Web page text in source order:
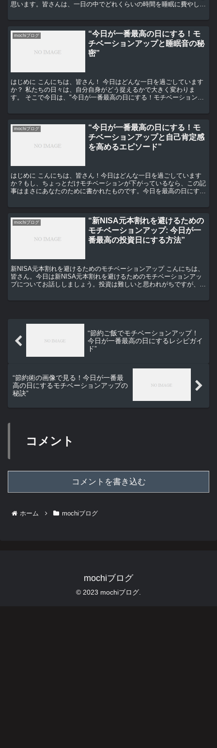
思います。皆さんは、一日の中でどれくらいの時間を睡眠に費やして
mochiブログ
“今日が一番最高の日にする！モ
チベーションアップと睡眠音の秘
密”
はじめに こんにちは、皆さん！ 今日はどんな一日を過ごしています
か？ 私たちの日々は、自分自身がどう捉えるかで大きく変わりま
す。 そこで今日は、"今日が一番最高の日にする！モチベーションア
mochiブログ
“今日が一番最高の日にする！モ
チベーションアップと自己肯定感
を高めるエピソード”
はじめに こんにちは、皆さん！今日はどんな一日を過ごしています
か？もし、ちょっとだけモチベーションが下がっているなら、この記
事はまさにあなたのために書かれたものです。今日を最高の日にする
mochiブログ
“新NISA元本割れを避けるための
モチベーションアップ: 今日が一
番最高の投資日にする方法”
新NISA元本割れを避けるためのモチベーションアップ こんにちは、
皆さん。今日は新NISA元本割れを避けるためのモチベーションアッ
プについてお話ししましょう。投資は難しいと思われがちですが、正
“節約ご飯でモチベーションアップ！
今日が一番最高の日にするレシピガイ
ド”
“節約術の画像で見る！今日が一番最
高の日にするモチベーションアップの
秘訣”
コメント
コメントを書き込む
ホーム mochiブログ
mochiブログ
© 2023 mochiブログ.